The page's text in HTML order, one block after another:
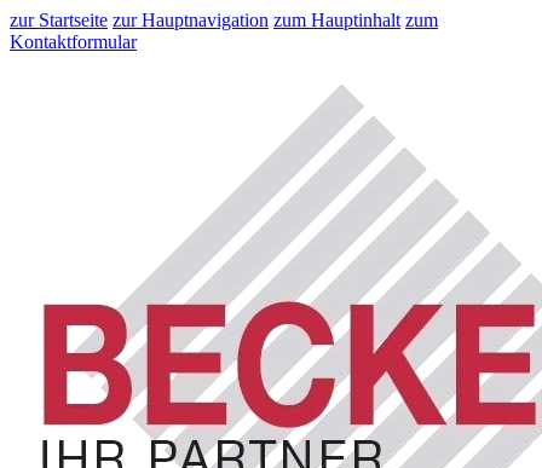
zur Startseite zur Hauptnavigation zum Hauptinhalt zum
Kontaktformular